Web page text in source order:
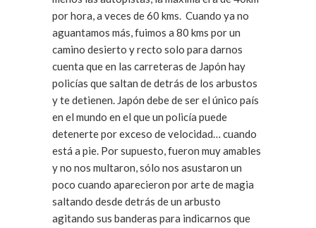
por hora, a veces de 60 kms. Cuando ya no
aguantamos más, fuimos a 80 kms por un
camino desierto y recto solo para darnos
cuenta que en las carreteras de Japón hay
policías que saltan de detrás de los arbustos
y te detienen. Japón debe de ser el único país
en el mundo en el que un policía puede
detenerte por exceso de velocidad… cuando
está a pie. Por supuesto, fueron muy amables
y no nos multaron, sólo nos asustaron un
poco cuando aparecieron por arte de magia
saltando desde detrás de un arbusto
agitando sus banderas para indicarnos que